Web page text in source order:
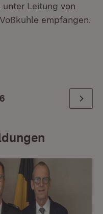
Leitung von
empfangen.
Zur letzten Seite
6 Weiter